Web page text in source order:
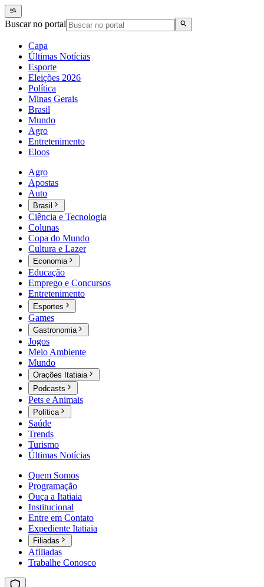
Buscar no portal
Capa
Últimas Notícias
Esporte
Eleições 2026
Política
Minas Gerais
Brasil
Mundo
Agro
Entretenimento
Eloos
Agro
Apostas
Auto
Brasil
Ciência e Tecnologia
Colunas
Copa do Mundo
Cultura e Lazer
Economia
Educação
Emprego e Concursos
Entretenimento
Esportes
Games
Gastronomia
Jogos
Meio Ambiente
Mundo
Orações Itatiaia
Podcasts
Pets e Animais
Política
Saúde
Trends
Turismo
Últimas Notícias
Quem Somos
Programação
Ouça a Itatiaia
Institucional
Entre em Contato
Expediente Itatiaia
Filiadas
Afiliadas
Trabalhe Conosco